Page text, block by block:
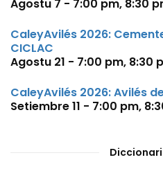
Agostu 7 - 7:00 pm, 8:30
CaleyAvilés 2026:
CICLAC
Agostu 21 - 7:00 pm, 8:30
CaleyAvilés 2026: Avilés
Setiembre 11 - 7:00 pm,